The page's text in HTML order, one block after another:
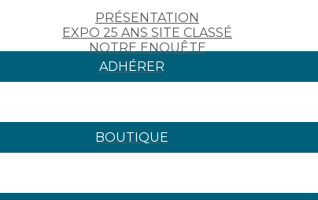
PRÉSENTATION
EXPO 25 ANS SITE CLASSÉ
NOTRE ENQUÊTE
ADHÉRER
BOUTIQUE